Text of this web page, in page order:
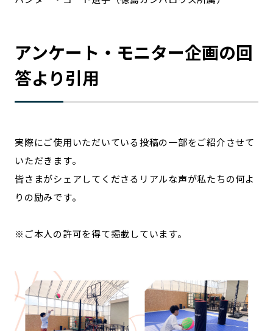
アンケート・モニター企画の回
答より引用
実際にご使用いただいている投稿の一部をご紹介させて
いただきます。
皆さまがシェアしてくださるリアルな声が私たちの何よ
りの励みです。
※ご本人の許可を得て掲載しています。